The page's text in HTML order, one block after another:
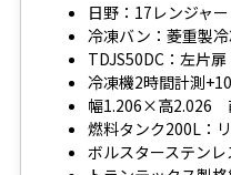
日野：17レンジャー
冷凍バン：菱重製
TDJS50DC：左片扉
冷凍機2時間計測
幅1.206×高2.026
燃料タンク200L：
ボルスターステンレ